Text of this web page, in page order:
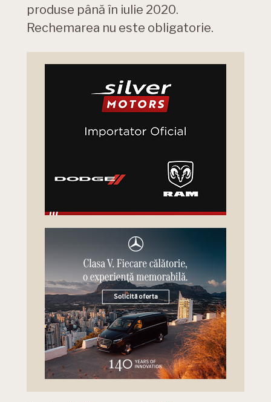
produse până în iulie 2020.
Rechemarea nu este obligatorie.